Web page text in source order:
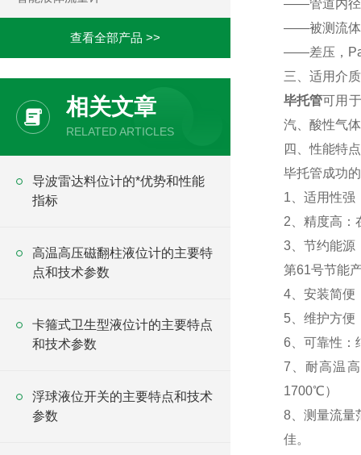
查看全部产品 >>
相关文章
RELATED ARTICLES
导波雷达料位计的*优势和性能
指标
高温高压磁翻柱液位计的主要特
点和技术参数
卡箍式卫生型液位计的主要特点
和技术参数
浮球液位开关的主要特点和技术
参数
——管道内径
——被测流体
——差压，
三、适用介
毕托管可用
汽、酸性气
四、性能特
毕托管成功
1、适用性
2、精度高
3、节约能源
第61号节能
4、安装简便
5、维护方
6、可靠性：
7、耐高温
1700℃）
8、测量流量
佳。